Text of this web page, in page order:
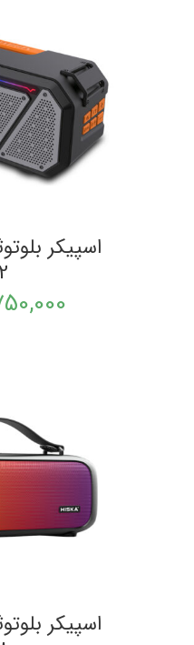
اسپیکر
اسپیکر